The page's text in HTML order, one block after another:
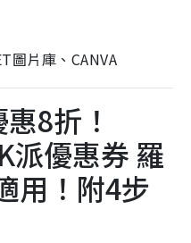
圖片庫、CANVA
8折！
派優惠券 羅
用！附4步